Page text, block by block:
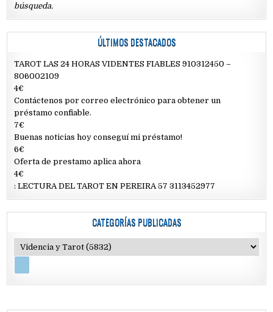
búsqueda.
ÚLTIMOS DESTACADOS
TAROT LAS 24 HORAS VIDENTES FIABLES 910312450 –
806002109
4€
Contáctenos por correo electrónico para obtener un
préstamo confiable.
7€
Buenas noticias hoy conseguí mi préstamo!
6€
Oferta de prestamo aplica ahora
4€
: LECTURA DEL TAROT EN PEREIRA 57 3113452977
CATEGORÍAS PUBLICADAS